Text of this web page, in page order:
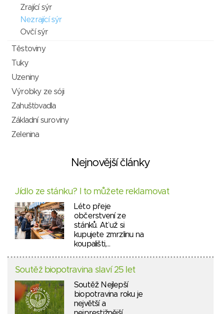
Zrající sýr
Nezrající sýr
Ovčí sýr
Těstoviny
Tuky
Uzeniny
Výrobky ze sóji
Zahušťovadla
Základní suroviny
Zelenina
Nejnovější články
Jídlo ze stánku? I to můžete reklamovat
Léto přeje
občerstvení ze
stánků. Ať už si
kupujete zmrzlinu na
koupališti,…
Soutěž biopotravina slaví 25 let
Soutěž Nejlepší
biopotravina roku je
největší a